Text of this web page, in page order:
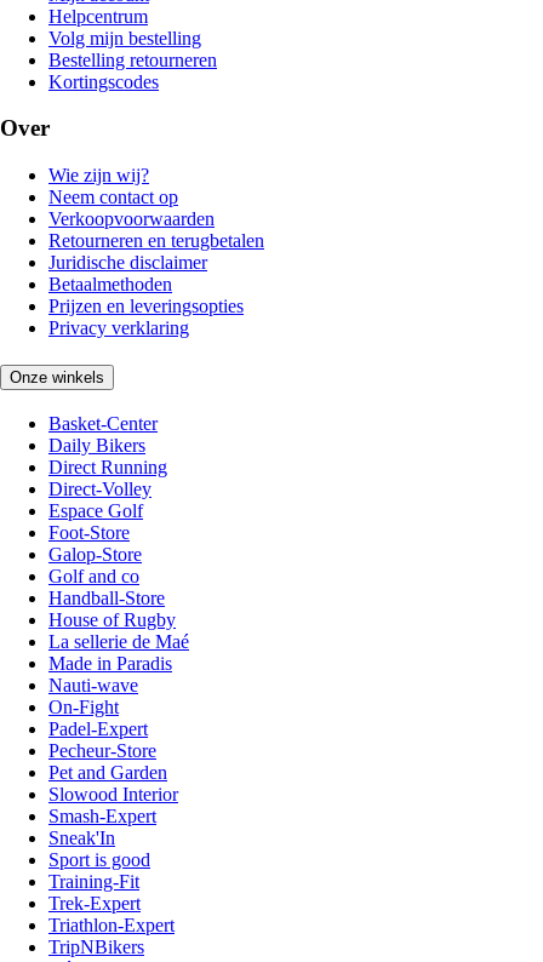
Helpcentrum
Volg mijn bestelling
Bestelling retourneren
Kortingscodes
Over
Wie zijn wij?
Neem contact op
Verkoopvoorwaarden
Retourneren en terugbetalen
Juridische disclaimer
Betaalmethoden
Prijzen en leveringsopties
Privacy verklaring
Onze winkels
Basket-Center
Daily Bikers
Direct Running
Direct-Volley
Espace Golf
Foot-Store
Galop-Store
Golf and co
Handball-Store
House of Rugby
La sellerie de Maé
Made in Paradis
Nauti-wave
On-Fight
Padel-Expert
Pecheur-Store
Pet and Garden
Slowood Interior
Smash-Expert
Sneak'In
Sport is good
Training-Fit
Trek-Expert
Triathlon-Expert
TripNBikers